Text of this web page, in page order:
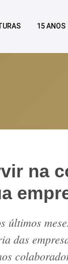
15 ANOS
na
últimos
das